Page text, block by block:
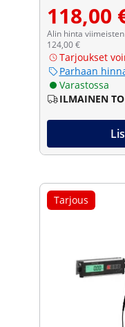
118,00
Alin hinta
124,00 €
Tarjoukset
Parhaan
Varastossa
ILMAINEN
Tarjous